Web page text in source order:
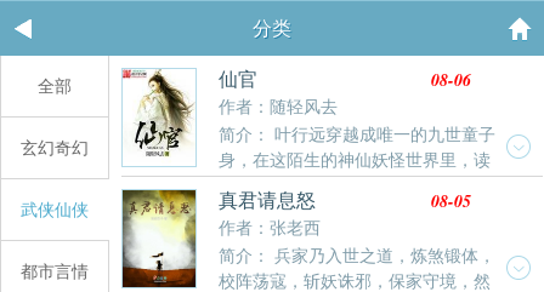
分类
全部
玄幻奇幻
武侠仙侠
都市言情
仙官
作者：随轻风去
08-06
简介： 叶行远穿越成唯一的九世童子
身，在这陌生的神仙妖怪世界里，读
书科举考进士，皇家天命授神通。他还发现，前身给自
己留下了外挂！然而天机与道统纠缠不清，神仙与凡人
相爱相杀，妖魔与鬼怪上蹿下跳，手持外挂的玩家叶行
远怎一个酸爽......
真君请息怒
作者：张老西
08-05
简介： 兵家乃入世之道，炼煞锻体，
校阵荡寇，斩妖诛邪，保家守境，然